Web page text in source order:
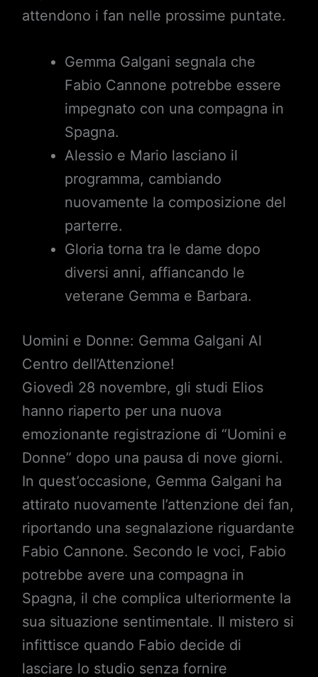
attendono i fan nelle prossime puntate.
Gemma Galgani segnala che
Fabio Cannone potrebbe essere
impegnato con una compagna in
Spagna.
Alessio e Mario lasciano il
programma, cambiando
nuovamente la composizione del
parterre.
Gloria torna tra le dame dopo
diversi anni, affiancando le
veterane Gemma e Barbara.
Uomini e Donne: Gemma Galgani Al
Centro dell’Attenzione!
Giovedì 28 novembre, gli studi Elios
hanno riaperto per una nuova
emozionante registrazione di “Uomini e
Donne” dopo una pausa di nove giorni.
In quest’occasione, Gemma Galgani ha
attirato nuovamente l’attenzione dei fan,
riportando una segnalazione riguardante
Fabio Cannone. Secondo le voci, Fabio
potrebbe avere una compagna in
Spagna, il che complica ulteriormente la
sua situazione sentimentale. Il mistero si
infittisce quando Fabio decide di
lasciare lo studio senza fornire